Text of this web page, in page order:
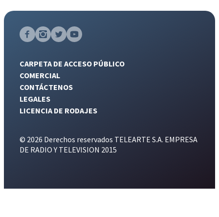
CARPETA DE ACCESO PÚBLICO
COMERCIAL
CONTÁCTENOS
LEGALES
LICENCIA DE RODAJES
© 2026 Derechos reservados TELEARTE S.A. EMPRESA
DE RADIO Y TELEVISION 2015